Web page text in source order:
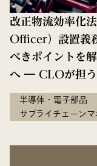
改正物流効率化
Officer）設置義
べきポイントを
へ ― CLOが担う
半導体・電子部品
サプライチェーンマ